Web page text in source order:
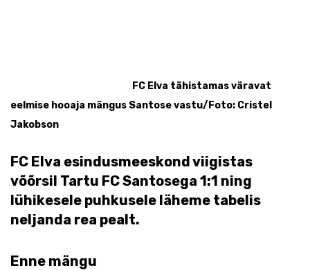
FC Elva tähistamas väravat
eelmise hooaja mängus Santose vastu/Foto: Cristel
Jakobson
FC Elva esindusmeeskond viigistas
võõrsil Tartu FC Santosega 1:1 ning
lühikesele puhkusele läheme tabelis
neljanda rea pealt.
Enne mängu